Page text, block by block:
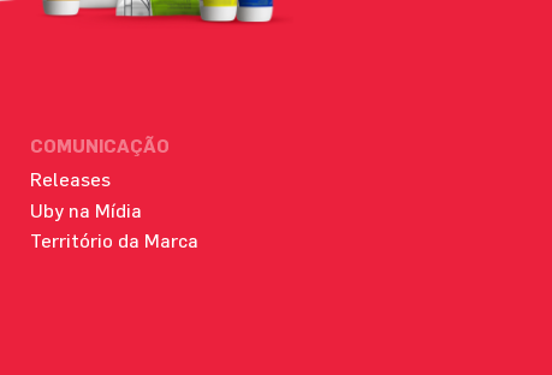
COMUNICAÇÃO
Releases
Uby na Mídia
Território da Marca